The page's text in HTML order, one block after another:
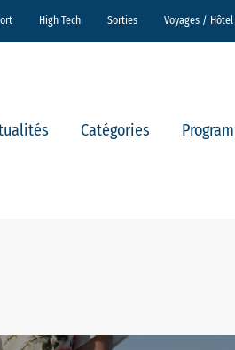
High Tech Sorties Voyages /
Catégories